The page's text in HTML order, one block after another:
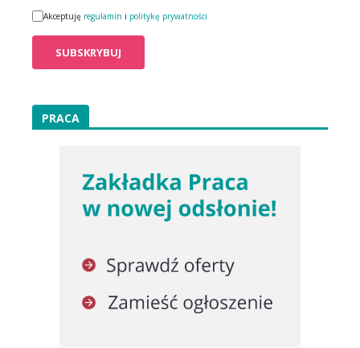
Akceptuję regulamin i politykę prywatności
PRACA